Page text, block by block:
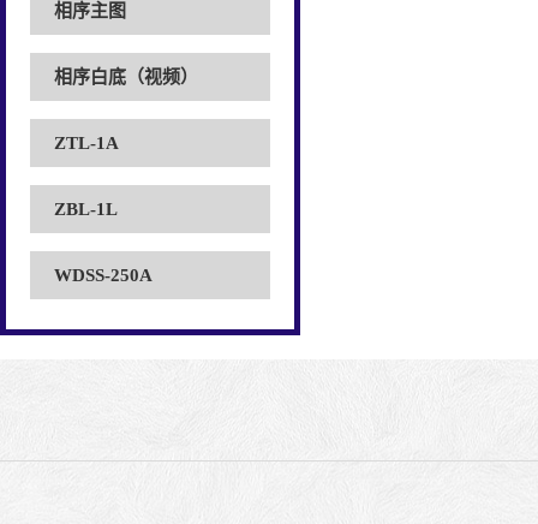
相序主图
相序白底（视频）
ZTL-1A
ZBL-1L
WDSS-250A